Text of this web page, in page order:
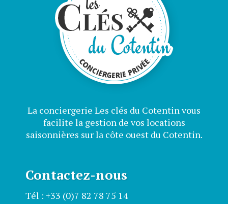
La conciergerie Les clés du Cotentin vous
facilite la gestion de vos locations
saisonnières sur la côte ouest du Cotentin.
Contactez-nous
Tél : +33 (0)7 82 78 75 14